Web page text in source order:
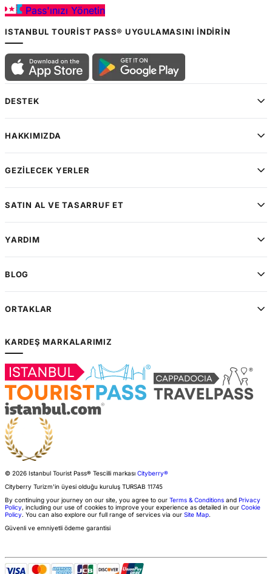
Pass'ınızı Yönetin
ISTANBUL TOURIST PASS® UYGULAMASINI İNDIRIN
DESTEK
HAKKIMIZDA
GEZILECEK YERLER
SATIN AL VE TASARRUF ET
YARDIM
BLOG
ORTAKLAR
KARDEŞ MARKALARIMIZ
© 2026 Istanbul Tourist Pass® Tescilli markası Cityberry®
Cityberry Turizm'in üyesi olduğu kuruluş TURSAB 11745
By continuing your journey on our site, you agree to our Terms & Conditions and Privacy
Policy, including our use of cookies to improve your experience as detailed in our Cookie
Policy. You can also explore our full range of services via our Site Map.
Güvenli ve emniyetli ödeme garantisi